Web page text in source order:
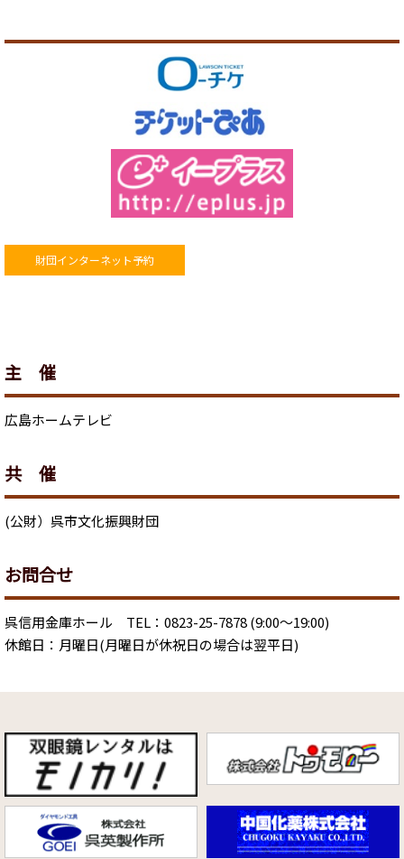
財団インターネット予約
主 催
広島ホームテレビ
共 催
(公財）呉市文化振興財団
お問合せ
呉信用金庫ホール TEL：0823-25-7878 (9:00～19:00)
休館日：月曜日(月曜日が休祝日の場合は翌平日)